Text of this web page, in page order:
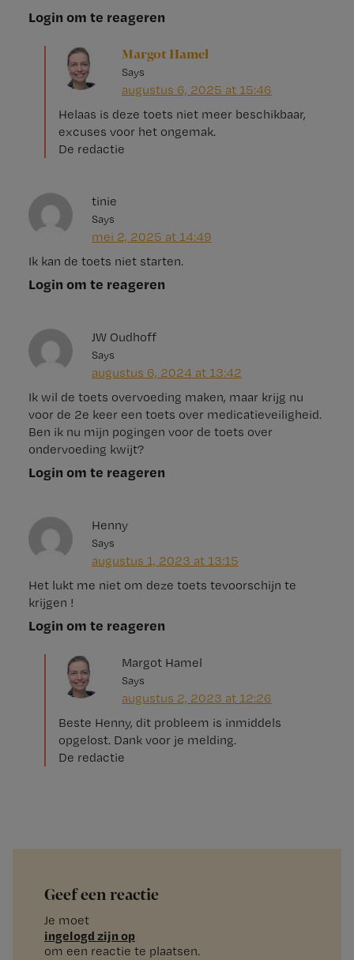
Login om te reageren
Margot Hamel
Says
augustus 6, 2025 at 15:46
Helaas is deze toets niet meer beschikbaar,
excuses voor het ongemak.
De redactie
tinie
Says
mei 2, 2025 at 14:49
Ik kan de toets niet starten.
Login om te reageren
JW Oudhoff
Says
augustus 6, 2024 at 13:42
Ik wil de toets overvoeding maken, maar krijg nu
voor de 2e keer een toets over medicatieveiligheid.
Ben ik nu mijn pogingen voor de toets over
ondervoeding kwijt?
Login om te reageren
Henny
Says
augustus 1, 2023 at 13:15
Het lukt me niet om deze toets tevoorschijn te
krijgen !
Login om te reageren
Margot Hamel
Says
augustus 2, 2023 at 12:26
Beste Henny, dit probleem is inmiddels
opgelost. Dank voor je melding.
De redactie
Geef een reactie
Je moet
ingelogd zijn op
om een reactie te plaatsen.